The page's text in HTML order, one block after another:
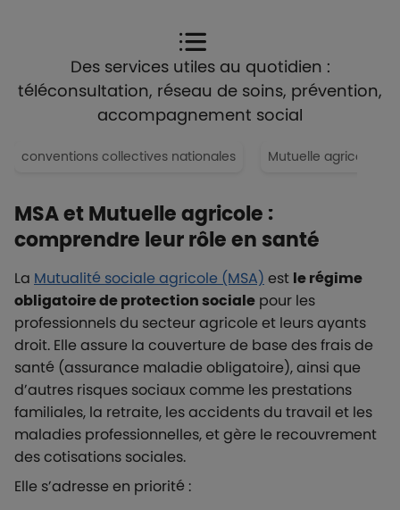
Des services utiles au quotidien :
téléconsultation, réseau de soins, prévention,
accompagnement social
conventions collectives nationales Mutuelle agricole
MSA et Mutuelle agricole :
comprendre leur rôle en santé
La Mutualité sociale agricole (MSA) est le régime
obligatoire de protection sociale pour les
professionnels du secteur agricole et leurs ayants
droit. Elle assure la couverture de base des frais de
santé (assurance maladie obligatoire), ainsi que
d’autres risques sociaux comme les prestations
familiales, la retraite, les accidents du travail et les
maladies professionnelles, et gère le recouvrement
des cotisations sociales.
Elle s’adresse en priorité :